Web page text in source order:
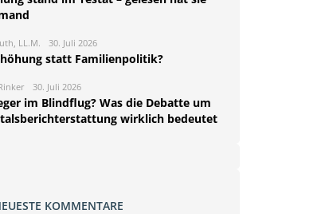
LL.M. 30. Juli 2026
statt Familienpolitik?
30. Juli 2026
im Blindflug? Was die Debatte um
wirklich bedeutet
KOMMENTARE